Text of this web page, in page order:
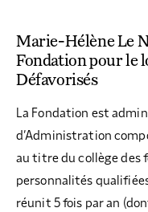
Marie-Hélène Le
Fondation pour le
Défavorisés
La Fondation est
d’Administration
au titre du collège des
personnalités
réunit 5 fois par an